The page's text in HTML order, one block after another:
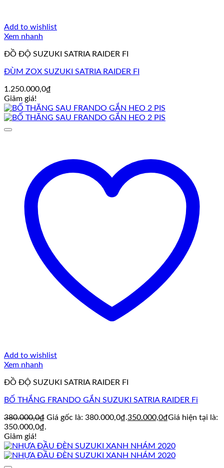
Add to wishlist
Xem nhanh
ĐỒ ĐỘ SUZUKI SATRIA RAIDER FI
ĐÙM ZOX SUZUKI SATRIA RAIDER FI
1.250.000,0₫
Giảm giá!
Add to wishlist
Xem nhanh
ĐỒ ĐỘ SUZUKI SATRIA RAIDER FI
BỐ THẮNG FRANDO GẮN SUZUKI SATRIA RAIDER Fi
380.000,0₫ Giá gốc là: 380.000,0₫.350.000,0₫Giá hiện tại là:
350.000,0₫.
Giảm giá!